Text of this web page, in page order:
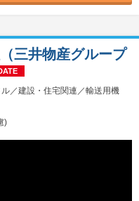
／建設・住宅関連／輸送用機
)
三井物産グループ